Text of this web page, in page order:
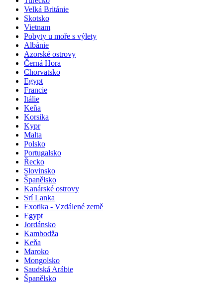
Velká Británie
Skotsko
Vietnam
Pobyty u moře s výlety
Albánie
Azorské ostrovy
Černá Hora
Chorvatsko
Egypt
Francie
Itálie
Keňa
Korsika
Kypr
Malta
Polsko
Portugalsko
Řecko
Slovinsko
Španělsko
Kanárské ostrovy
Srí Lanka
Exotika - Vzdálené země
Egypt
Jordánsko
Kambodža
Keňa
Maroko
Mongolsko
Saudská Arábie
Španělsko